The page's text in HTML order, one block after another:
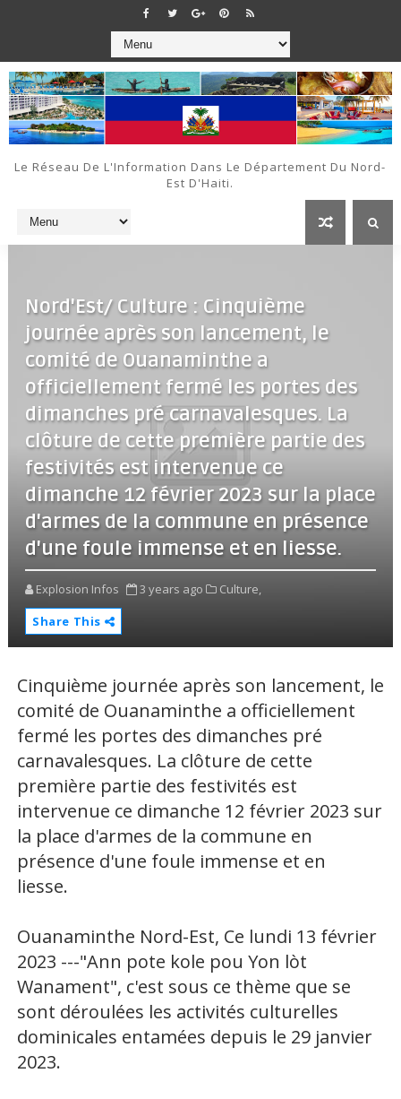
Le Réseau De L'Information Dans Le Département Du Nord-
Est D'Haiti.
Nord'Est/ Culture : Cinquième
journée après son lancement, le
comité de Ouanaminthe a
officiellement fermé les portes des
dimanches pré carnavalesques. La
clôture de cette première partie des
festivités est intervenue ce
dimanche 12 février 2023 sur la place
d'armes de la commune en présence
d'une foule immense et en liesse.
Explosion Infos 3 years ago
Culture,
Share This
Cinquième journée après son lancement, le
comité de Ouanaminthe a officiellement
fermé les portes des dimanches pré
carnavalesques. La clôture de cette
première partie des festivités est
intervenue ce dimanche 12 février 2023 sur
la place d'armes de la commune en
présence d'une foule immense et en
liesse.
Ouanaminthe Nord-Est, Ce lundi 13 février
2023 ---"Ann pote kole pou Yon lòt
Wanament", c'est sous ce thème que se
sont déroulées les activités culturelles
dominicales entamées depuis le 29 janvier
2023.